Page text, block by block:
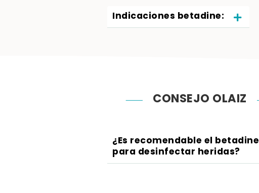
Indicaciones betadine:
CONSEJO OLAIZ
¿Es recomendable el betadine
para desinfectar heridas?